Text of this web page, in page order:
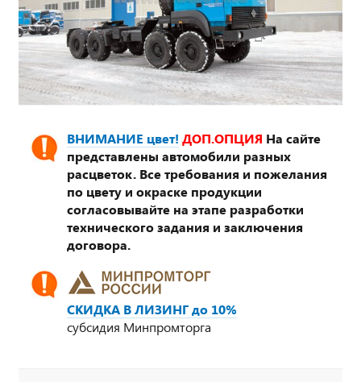
ВНИМАНИЕ цвет! ДОП.ОПЦИЯ На сайте
представлены автомобили разных
расцветок. Все требования и пожелания
по цвету и окраске продукции
согласовывайте на этапе разработки
технического задания и заключения
договора.
СКИДКА В ЛИЗИНГ до 10%
субсидия Минпромторга